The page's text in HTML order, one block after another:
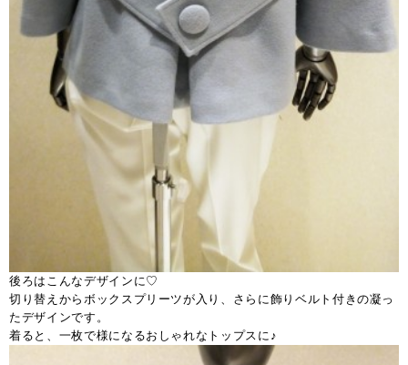
後ろはこんなデザインに♡
切り替えからボックスプリーツが入り、さらに飾りベルト付きの凝っ
たデザインです。
着ると、一枚で様になるおしゃれなトップスに♪